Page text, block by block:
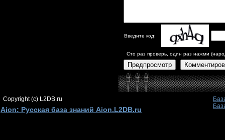
Введите код:
Сто раз проверь, один раз нажми
Предпросмотр
Copyright (c) L2DB.ru
Aion: Русская база знаний Aion.L2DB.ru